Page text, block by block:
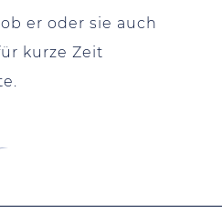
er oder sie auch
kurze Zeit